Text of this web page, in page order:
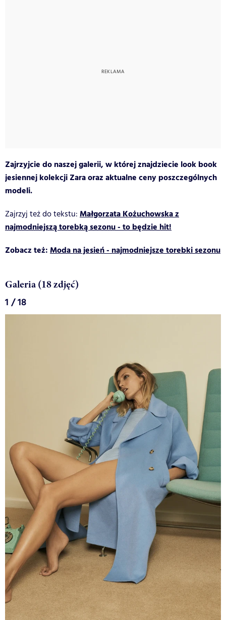
Zajrzyjcie do naszej galerii, w której znajdziecie look book
jesiennej kolekcji Zara oraz aktualne ceny poszczególnych
modeli.
Zajrzyj też do tekstu: Małgorzata Kożuchowska z
najmodniejszą torebką sezonu - to będzie hit!
Zobacz też: Moda na jesień - najmodniejsze torebki sezonu
Galeria (18 zdjęć)
1 / 18